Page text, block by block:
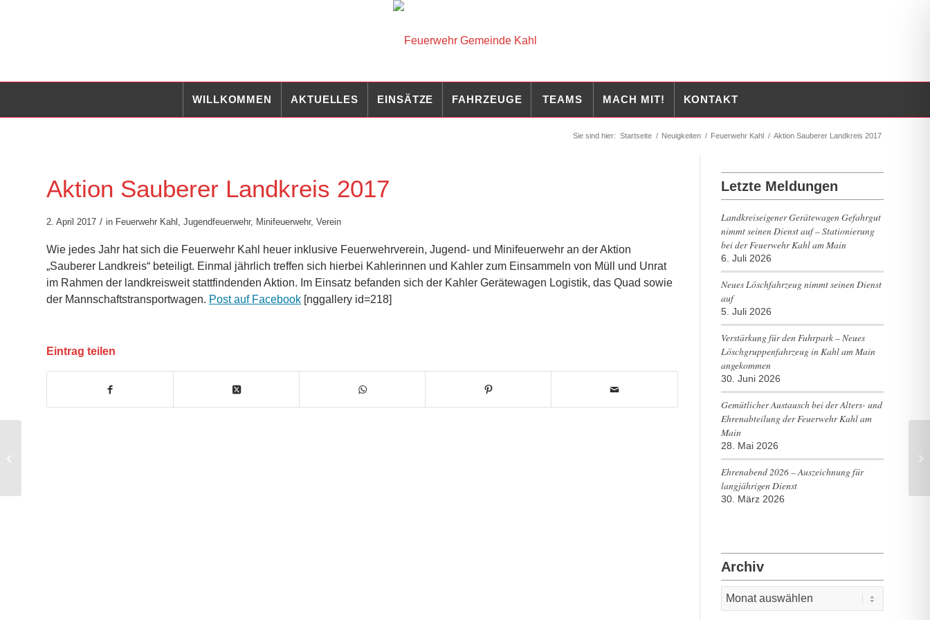
WILLKOMMEN AKTUELLES EINSÄTZE FAHRZEUGE TEAMS MACH MIT! KONTAKT
Sie sind hier: Startseite / Neuigkeiten / Feuerwehr Kahl / Aktion Sauberer Landkreis 2017
Aktion Sauberer Landkreis 2017
2. April 2017 / in Feuerwehr Kahl , Jugendfeuerwehr, Minifeuerwehr, Verein
Wie jedes Jahr hat sich die Feuerwehr Kahl heuer inklusive Feuerwehrverein, Jugend- und Minifeuerwehr an der Aktion
„Sauberer Landkreis“ beteiligt. Einmal jährlich treffen sich hierbei Kahlerinnen und Kahler zum Einsammeln von Müll und Unrat
im Rahmen der landkreisweit stattfindenden Aktion. Im Einsatz befanden sich der Kahler Gerätewagen Logistik, das Quad sowie
der Mannschaftstransportwagen. Post auf Facebook [nggallery id=218]
Eintrag teilen
Letzte Meldungen
Landkreiseigener Gerätewagen Gefahrgut
nimmt seinen Dienst auf – Stationierung
bei der Feuerwehr Kahl am Main
6. Juli 2026
Neues Löschfahrzeug nimmt seinen Dienst
auf
5. Juli 2026
Verstärkung für den Fuhrpark – Neues
Löschgruppenfahrzeug in Kahl am Main
angekommen
30. Juni 2026
Gemütlicher Austausch bei der Alters- und
Ehrenabteilung der Feuerwehr Kahl am
Main
28. Mai 2026
Ehrenabend 2026 – Auszeichnung für
langjährigen Dienst
30. März 2026
Archiv